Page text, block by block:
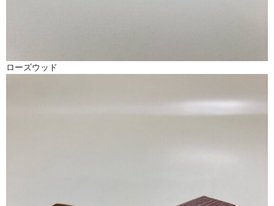
ローズウッド